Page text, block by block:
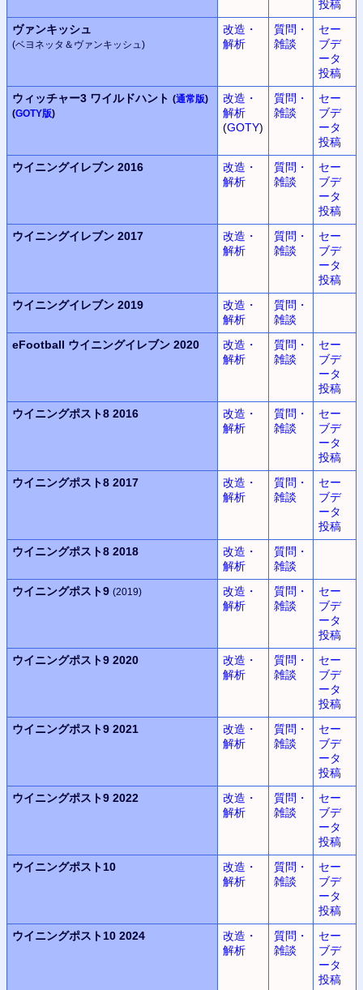
投稿
ヴァンキッシュ
(ベヨネッタ＆ヴァンキッシュ)
改造・
解析
質問・
雑談
セー
ブデ
ータ
投稿
ウィッチャー3 ワイルドハント (通常版)
(GOTY版)
改造・
解析
(GOTY)
質問・
雑談
セー
ブデ
ータ
投稿
ウイニングイレブン 2016
改造・
解析
質問・
雑談
セー
ブデ
ータ
投稿
ウイニングイレブン 2017
改造・
解析
質問・
雑談
セー
ブデ
ータ
投稿
ウイニングイレブン 2019
改造・
解析
質問・
雑談
eFootball ウイニングイレブン 2020
改造・
解析
質問・
雑談
セー
ブデ
ータ
投稿
ウイニングポスト8 2016
改造・
解析
質問・
雑談
セー
ブデ
ータ
投稿
ウイニングポスト8 2017
改造・
解析
質問・
雑談
セー
ブデ
ータ
投稿
ウイニングポスト8 2018
改造・
解析
質問・
雑談
ウイニングポスト9 (2019)
改造・
解析
質問・
雑談
セー
ブデ
ータ
投稿
ウイニングポスト9 2020
改造・
解析
質問・
雑談
セー
ブデ
ータ
投稿
ウイニングポスト9 2021
改造・
解析
質問・
雑談
セー
ブデ
ータ
投稿
ウイニングポスト9 2022
改造・
解析
質問・
雑談
セー
ブデ
ータ
投稿
ウイニングポスト10
改造・
解析
質問・
雑談
セー
ブデ
ータ
投稿
ウイニングポスト10 2024
改造・
解析
質問・
雑談
セー
ブデ
ータ
投稿